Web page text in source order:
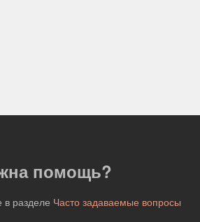
помощь?
в разделе Часто задаваемые вопросы